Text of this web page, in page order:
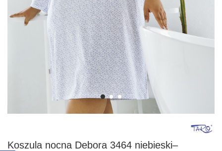
Koszula nocna Debora 3464 niebieski–